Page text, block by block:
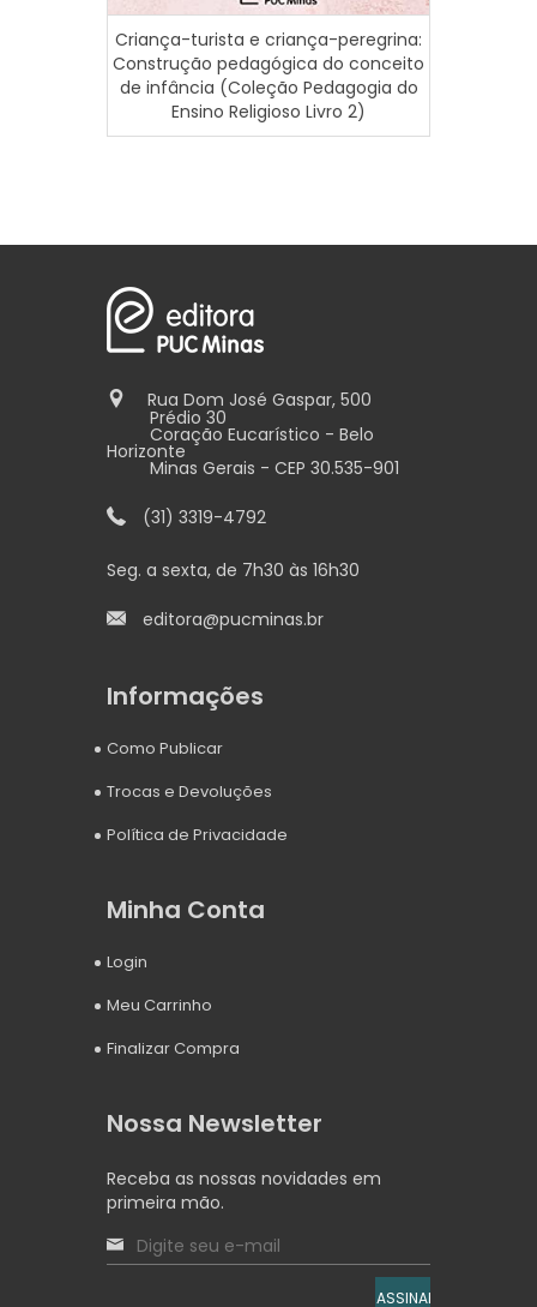
Criança-turista e criança-peregrina:
Construção pedagógica do conceito
de infância (Coleção Pedagogia do
Ensino Religioso Livro 2)
Rua Dom José Gaspar, 500
Prédio 30
Coração Eucarístico - Belo
Horizonte
Minas Gerais - CEP 30.535-901
(31) 3319-4792
Seg. a sexta, de 7h30 às 16h30
editora@pucminas.br
Informações
Como Publicar
Trocas e Devoluções
Política de Privacidade
Minha Conta
Login
Meu Carrinho
Finalizar Compra
Nossa Newsletter
Receba as nossas novidades em
primeira mão.
ASSINAR